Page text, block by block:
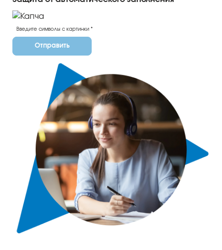
Отправить